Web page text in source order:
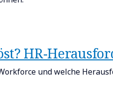
HR-
und welche